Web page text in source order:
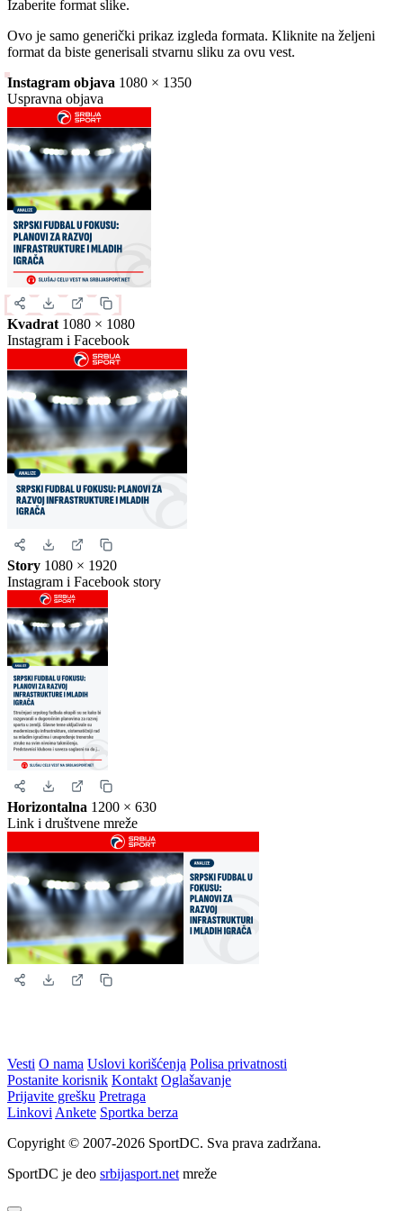
Slika za deljenje
Izaberite format slike.
Ovo je samo generički prikaz izgleda formata. Kliknite na željeni
format da biste generisali stvarnu sliku za ovu vest.
Instagram objava1080 × 1350
Uspravna objava
Kvadrat1080 × 1080
Instagram i Facebook
Story1080 × 1920
Instagram i Facebook story
Horizontalna1200 × 630